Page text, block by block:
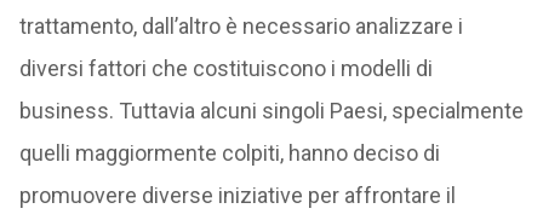
trattamento, dall’altro è necessario analizzare i
diversi fattori che costituiscono i modelli di
business. Tuttavia alcuni singoli Paesi, specialmente
quelli maggiormente colpiti, hanno deciso di
promuovere diverse iniziative per affrontare il